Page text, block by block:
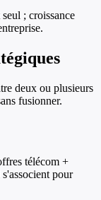
; croissance
deux ou plusieurs
fusionner.
télécom +
pour